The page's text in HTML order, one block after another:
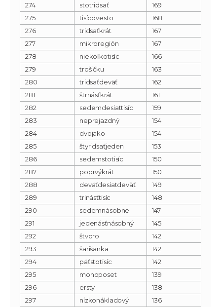
274
stotridsať
169
275
tisícdvesto
168
276
tridsaťkrát
167
277
mikroregión
167
278
niekoľkotisíc
166
279
trošičku
163
280
tridsaťdeväť
162
281
štrnásťkrát
161
282
sedemdesiattisíc
159
283
neprejazdný
154
284
dvojako
154
285
štyridsaťjeden
153
286
sedemstotisíc
150
287
poprvýkrát
150
288
deväťdesiatdeväť
149
289
trinásťtisíc
148
290
sedemnásobne
147
291
jedenásťnásobný
145
292
štvoro
142
293
šarišanka
142
294
päťstotisíc
142
295
monoposet
139
296
ersty
138
297
nízkonákladový 136